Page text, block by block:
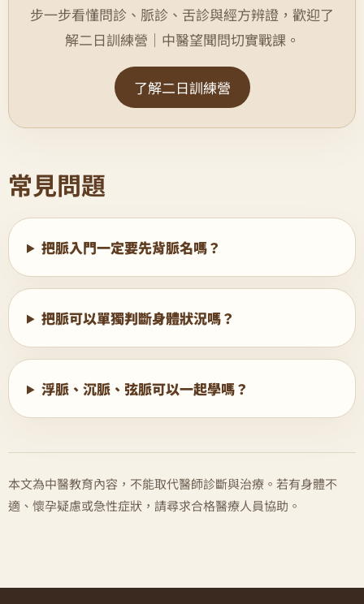
步一步看懂問診、脈診、舌診與經方辨證，歡迎了
解二日訓練營｜中醫望聞問切實戰課。
了解二日訓練營
常見問題
把脈入門一定要先背脈名嗎？
把脈可以單獨判斷身體狀況嗎？
浮脈、沉脈、弦脈可以一起學嗎？
本文為中醫教育內容，不能取代醫師診斷與治療。若有身體不
適、懷孕疑慮或急性症狀，請尋求合格醫療人員協助。